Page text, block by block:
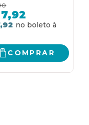
7,92
COMPRAR